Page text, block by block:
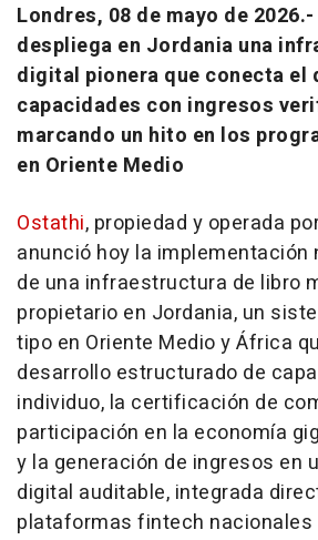
Londres, 08 de mayo de 2026.-
despliega en Jordania una
digital pionera que conecta el
capacidades con ingresos
marcando un hito en los
en Oriente Medio
Ostathi, propiedad y operada
anunció hoy la implementación
de una infraestructura de libro
propietario en Jordania, un
tipo en Oriente Medio y África
desarrollo estructurado de
individuo, la certificación de
participación en la economía
y la generación de ingresos en
digital auditable, integrada
plataformas fintech